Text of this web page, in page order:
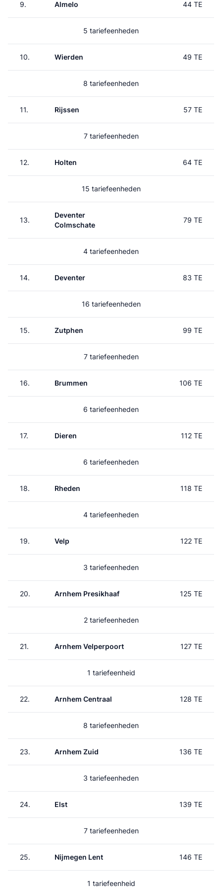
9. Almelo 44 TE
5 tariefeenheden
10. Wierden 49 TE
8 tariefeenheden
11. Rijssen 57 TE
7 tariefeenheden
12. Holten 64 TE
15 tariefeenheden
13.
Deventer
Colmschate
79 TE
4 tariefeenheden
14. Deventer 83 TE
16 tariefeenheden
15. Zutphen 99 TE
7 tariefeenheden
16. Brummen 106 TE
6 tariefeenheden
17. Dieren 112 TE
6 tariefeenheden
18. Rheden 118 TE
4 tariefeenheden
19. Velp 122 TE
3 tariefeenheden
20. Arnhem Presikhaaf 125 TE
2 tariefeenheden
21. Arnhem Velperpoort 127 TE
1 tariefeenheid
22. Arnhem Centraal 128 TE
8 tariefeenheden
23. Arnhem Zuid 136 TE
3 tariefeenheden
24. Elst 139 TE
7 tariefeenheden
25. Nijmegen Lent 146 TE
1 tariefeenheid